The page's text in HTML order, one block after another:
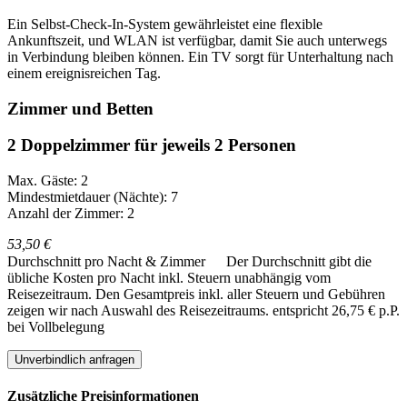
Ein Selbst-Check-In-System gewährleistet eine flexible
Ankunftszeit, und WLAN ist verfügbar, damit Sie auch unterwegs
in Verbindung bleiben können. Ein TV sorgt für Unterhaltung nach
einem ereignisreichen Tag.
Zimmer und Betten
2 Doppelzimmer für jeweils 2 Personen
Max. Gäste: 2
Mindestmietdauer (Nächte): 7
Anzahl der Zimmer: 2
53,50 €
Durchschnitt pro Nacht & Zimmer
Der Durchschnitt gibt die
übliche Kosten pro Nacht inkl. Steuern unabhängig vom
Reisezeitraum. Den Gesamtpreis inkl. aller Steuern und Gebühren
zeigen wir nach Auswahl des Reisezeitraums. entspricht 26,75 € p.P.
bei Vollbelegung
Unverbindlich anfragen
Zusätzliche Preisinformationen